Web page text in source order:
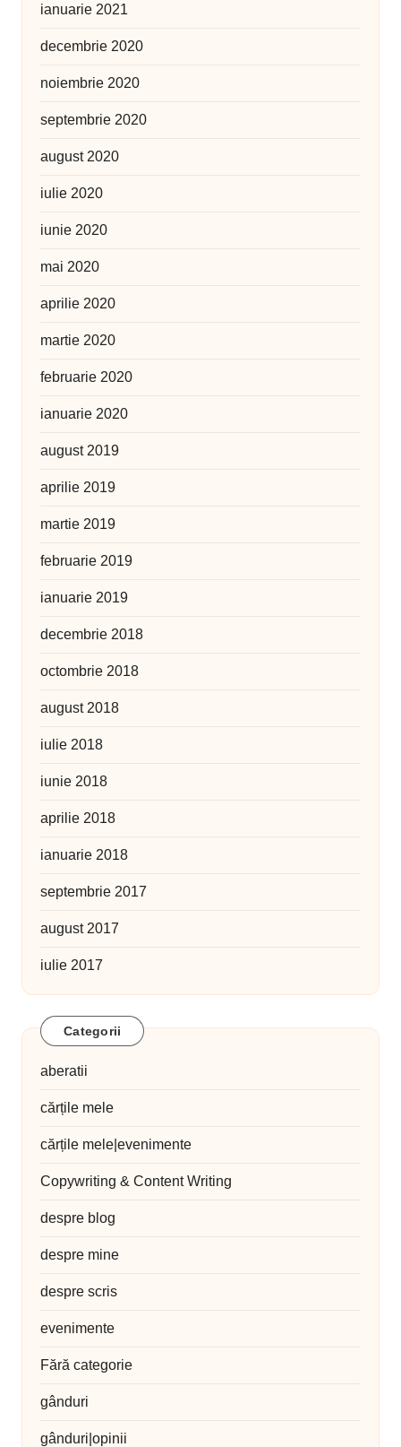
ianuarie 2021
decembrie 2020
noiembrie 2020
septembrie 2020
august 2020
iulie 2020
iunie 2020
mai 2020
aprilie 2020
martie 2020
februarie 2020
ianuarie 2020
august 2019
aprilie 2019
martie 2019
februarie 2019
ianuarie 2019
decembrie 2018
octombrie 2018
august 2018
iulie 2018
iunie 2018
aprilie 2018
ianuarie 2018
septembrie 2017
august 2017
iulie 2017
Categorii
aberatii
cărțile mele
cărțile mele|evenimente
Copywriting & Content Writing
despre blog
despre mine
despre scris
evenimente
Fără categorie
gânduri
gânduri|opinii